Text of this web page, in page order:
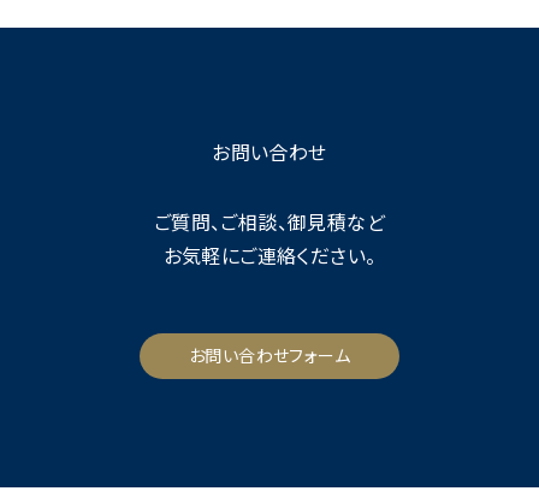
お問い合わせ
ご質問、ご相談、御見積など
お気軽にご連絡ください。
お問い合わせフォーム